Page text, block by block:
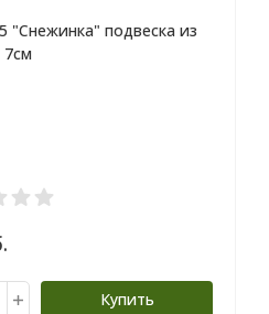
"Снежинка" подвеска из
Купить